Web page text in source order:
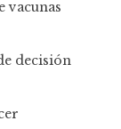
vacunas
decisión